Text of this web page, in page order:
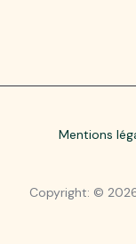
Copyright: ©
Mentions